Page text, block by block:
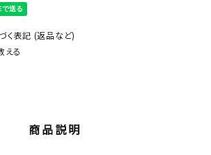
く表記 (返品など)
える
商品説明